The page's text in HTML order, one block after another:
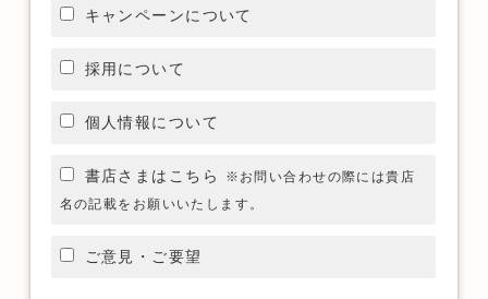
キャンペーンについて
採用について
個人情報について
書店さまはこちら
※お問い合わせの際には貴店
名の記載をお願いいたします。
ご意見・ご要望